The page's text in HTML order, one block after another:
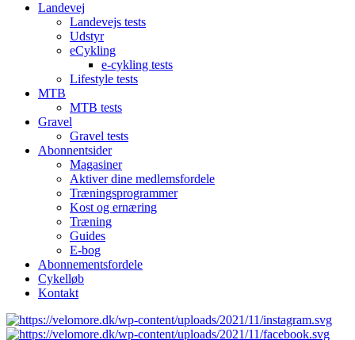
Landevej
Landevejs tests
Udstyr
eCykling
e-cykling tests
Lifestyle tests
MTB
MTB tests
Gravel
Gravel tests
Abonnentsider
Magasiner
Aktiver dine medlemsfordele
Træningsprogrammer
Kost og ernæring
Træning
Guides
E-bog
Abonnementsfordele
Cykelløb
Kontakt